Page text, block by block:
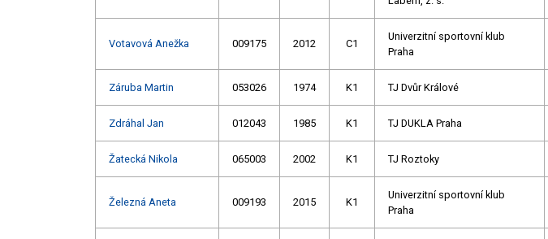
Votavová Anežka 009175 2012 C1
Univerzitní sportovní klub
Praha
Záruba Martin 053026 1974 K1 TJ Dvůr Králové
Zdráhal Jan 012043 1985 K1 TJ DUKLA Praha
Žatecká Nikola 065003 2002 K1 TJ Roztoky
Železná Aneta 009193 2015 K1
Univerzitní sportovní klub
Praha